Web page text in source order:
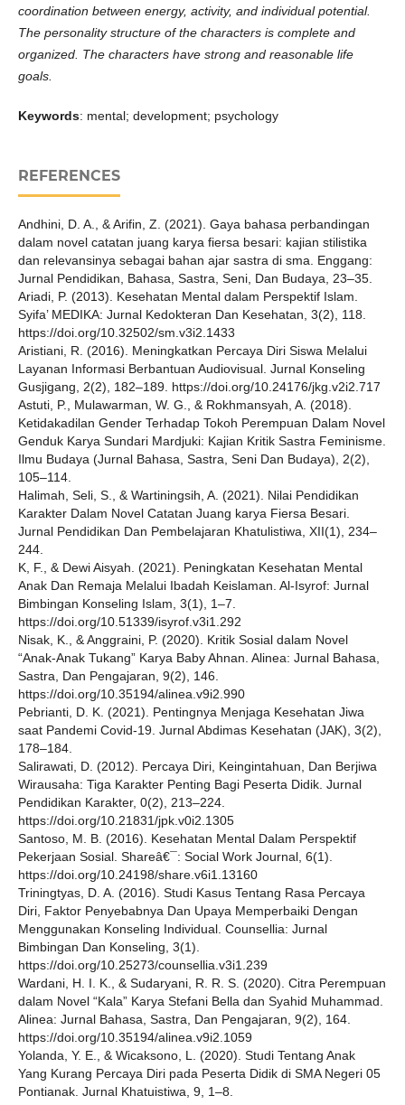
coordination between energy, activity, and individual potential.
The personality structure of the characters is complete and
organized. The characters have strong and reasonable life
goals.
Keywords: mental; development; psychology
REFERENCES
Andhini, D. A., & Arifin, Z. (2021). Gaya bahasa perbandingan
dalam novel catatan juang karya fiersa besari: kajian stilistika
dan relevansinya sebagai bahan ajar sastra di sma. Enggang:
Jurnal Pendidikan, Bahasa, Sastra, Seni, Dan Budaya, 23–35.
Ariadi, P. (2013). Kesehatan Mental dalam Perspektif Islam.
Syifa’ MEDIKA: Jurnal Kedokteran Dan Kesehatan, 3(2), 118.
https://doi.org/10.32502/sm.v3i2.1433
Aristiani, R. (2016). Meningkatkan Percaya Diri Siswa Melalui
Layanan Informasi Berbantuan Audiovisual. Jurnal Konseling
Gusjigang, 2(2), 182–189. https://doi.org/10.24176/jkg.v2i2.717
Astuti, P., Mulawarman, W. G., & Rokhmansyah, A. (2018).
Ketidakadilan Gender Terhadap Tokoh Perempuan Dalam Novel
Genduk Karya Sundari Mardjuki: Kajian Kritik Sastra Feminisme.
Ilmu Budaya (Jurnal Bahasa, Sastra, Seni Dan Budaya), 2(2),
105–114.
Halimah, Seli, S., & Wartiningsih, A. (2021). Nilai Pendidikan
Karakter Dalam Novel Catatan Juang karya Fiersa Besari.
Jurnal Pendidikan Dan Pembelajaran Khatulistiwa, XII(1), 234–
244.
K, F., & Dewi Aisyah. (2021). Peningkatan Kesehatan Mental
Anak Dan Remaja Melalui Ibadah Keislaman. Al-Isyrof: Jurnal
Bimbingan Konseling Islam, 3(1), 1–7.
https://doi.org/10.51339/isyrof.v3i1.292
Nisak, K., & Anggraini, P. (2020). Kritik Sosial dalam Novel
“Anak-Anak Tukang” Karya Baby Ahnan. Alinea: Jurnal Bahasa,
Sastra, Dan Pengajaran, 9(2), 146.
https://doi.org/10.35194/alinea.v9i2.990
Pebrianti, D. K. (2021). Pentingnya Menjaga Kesehatan Jiwa
saat Pandemi Covid-19. Jurnal Abdimas Kesehatan (JAK), 3(2),
178–184.
Salirawati, D. (2012). Percaya Diri, Keingintahuan, Dan Berjiwa
Wirausaha: Tiga Karakter Penting Bagi Peserta Didik. Jurnal
Pendidikan Karakter, 0(2), 213–224.
https://doi.org/10.21831/jpk.v0i2.1305
Santoso, M. B. (2016). Kesehatan Mental Dalam Perspektif
Pekerjaan Sosial. Shareâ€¯: Social Work Journal, 6(1).
https://doi.org/10.24198/share.v6i1.13160
Triningtyas, D. A. (2016). Studi Kasus Tentang Rasa Percaya
Diri, Faktor Penyebabnya Dan Upaya Memperbaiki Dengan
Menggunakan Konseling Individual. Counsellia: Jurnal
Bimbingan Dan Konseling, 3(1).
https://doi.org/10.25273/counsellia.v3i1.239
Wardani, H. I. K., & Sudaryani, R. R. S. (2020). Citra Perempuan
dalam Novel “Kala” Karya Stefani Bella dan Syahid Muhammad.
Alinea: Jurnal Bahasa, Sastra, Dan Pengajaran, 9(2), 164.
https://doi.org/10.35194/alinea.v9i2.1059
Yolanda, Y. E., & Wicaksono, L. (2020). Studi Tentang Anak
Yang Kurang Percaya Diri pada Peserta Didik di SMA Negeri 05
Pontianak. Jurnal Khatuistiwa, 9, 1–8.